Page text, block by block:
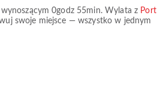
wynoszącym0godz 55min. Wylata z Port
swoje miejsce — wszystko w jednym